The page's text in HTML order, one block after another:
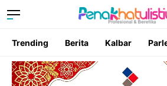
Trending Berita Kalbar